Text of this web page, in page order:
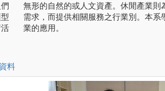
料
無形的自然的或人文資產。休閒產業則
需求，而提供相關服務之行業別。本系
業的應用。